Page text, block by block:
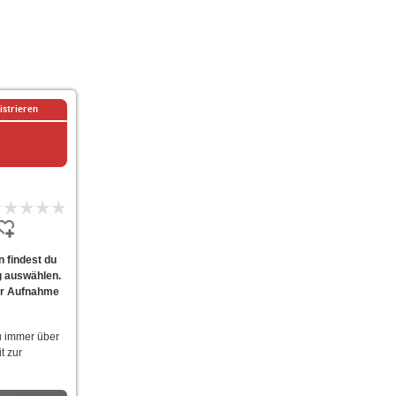
findest du
auswählen.
Aufnahme
immer über
zur